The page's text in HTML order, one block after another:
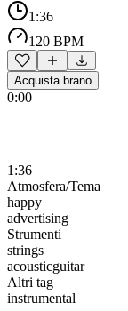
1:36
120 BPM
Acquista brano
0:00
1:36
Atmosfera/Tema
happy
advertising
Strumenti
strings
acousticguitar
Altri tag
instrumental